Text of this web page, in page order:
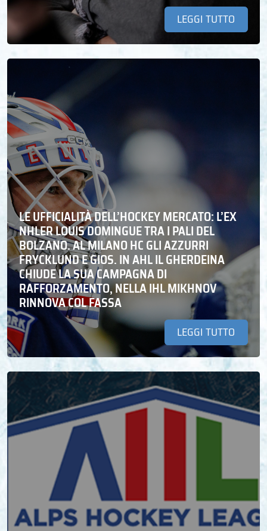
LEGGI TUTTO
LE UFFICIALITÀ DELL’HOCKEY MERCATO: L’EX
NHLER LOUIS DOMINGUE TRA I PALI DEL
BOLZANO. AL MILANO HC GLI AZZURRI
FRYCKLUND E GIOS. IN AHL IL GHERDEINA
CHIUDE LA SUA CAMPAGNA DI
RAFFORZAMENTO, NELLA IHL MIKHNOV
RINNOVA COL FASSA
LEGGI TUTTO